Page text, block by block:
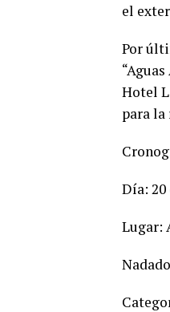
el
Por
Hotel
para la
Día: 20
Lugar: